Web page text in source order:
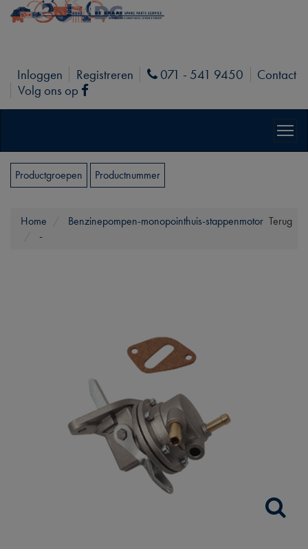
Inloggen Registreren Phone
071 - 541 9450
Contact
Volg ons op
Facebook
Productgroepen Productnummer
Terug
Home
Benzinepompen-monopointhuis-stappenmotor
-